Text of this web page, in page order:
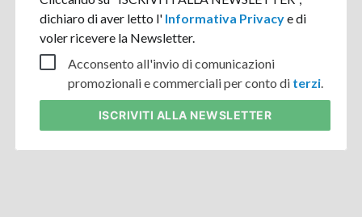
dichiaro di aver letto l' Informativa Privacye di
voler ricevere la Newsletter.
Acconsento all'invio di comunicazioni
promozionali e commerciali per conto di terzi
ISCRIVITI ALLA NEWSLETTER